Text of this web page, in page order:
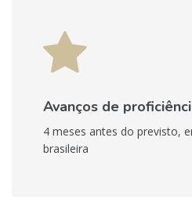
Avanços de
4 meses antes do previsto,
brasileira